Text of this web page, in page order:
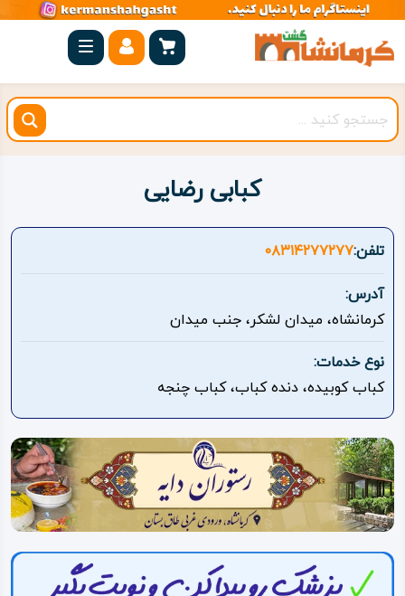
صفحه
اصلی
کرمانشاه
شهرستان
بیستون
روستاهای
هدف
اقامتگاه
ویژه
ویدئو
درباره
ما
کبابی رضایی
تلفن:۰۸۳۱۴۲۷۷۲۷۷
آدرس:
کرمانشاه، میدان لشکر، جنب میدان
نوع خدمات:
کباب کوبیده، دنده کباب، کباب چنجه